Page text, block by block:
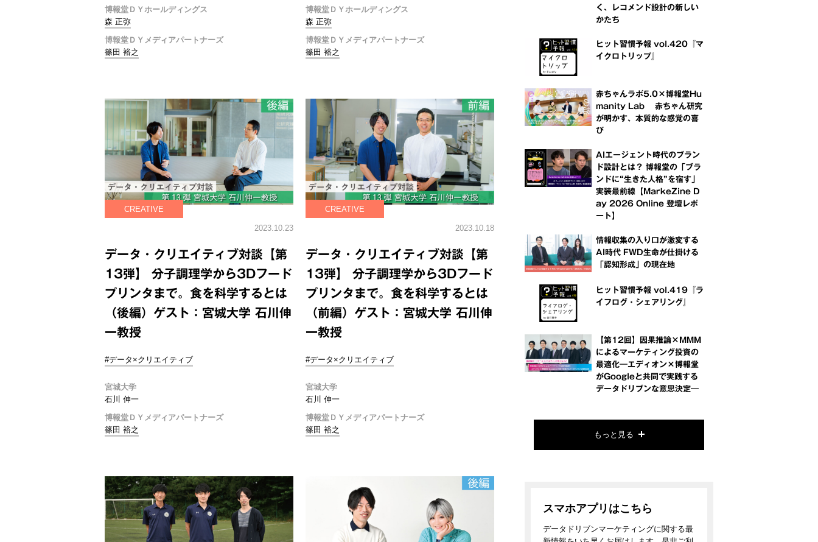
博報堂ＤＹホールディングス
森 正弥
博報堂ＤＹメディアパートナーズ
篠田 裕之
博報堂ＤＹホールディングス
森 正弥
博報堂ＤＹメディアパートナーズ
篠田 裕之
CREATIVE
2023.10.23
データ・クリエイティブ対談【第
13弾】 分子調理学から3Dフード
プリンタまで。食を科学するとは
（後編）ゲスト：宮城大学 石川伸
一教授
#データ×クリエイティブ
宮城大学
石川 伸一
博報堂ＤＹメディアパートナーズ
篠田 裕之
CREATIVE
2023.10.18
データ・クリエイティブ対談【第
13弾】 分子調理学から3Dフード
プリンタまで。食を科学するとは
（前編）ゲスト：宮城大学 石川伸
一教授
#データ×クリエイティブ
宮城大学
石川 伸一
博報堂ＤＹメディアパートナーズ
篠田 裕之
く、レコメンド設計の新しい
かたち
ヒット習慣予報 vol.420『マ
イクロトリップ』
赤ちゃんラボ5.0×博報堂Hu
manity Lab 赤ちゃん研究
が明かす、本質的な感覚の喜
び
AIエージェント時代のブラン
ド設計とは？ 博報堂の「ブラ
ンドに“生きた人格”を宿す」
実装最前線【MarkeZine D
ay 2026 Online 登壇レポ
ート】
情報収集の入り口が激変する
AI時代 FWD生命が仕掛ける
「認知形成」の現在地
ヒット習慣予報 vol.419『ラ
イフログ・シェアリング』
【第12回】因果推論×MMM
によるマーケティング投資の
最適化―エディオン×博報堂
がGoogleと共同で実践する
データドリブンな意思決定―
もっと見る
スマホアプリはこちら
データドリブンマーケティングに関する最